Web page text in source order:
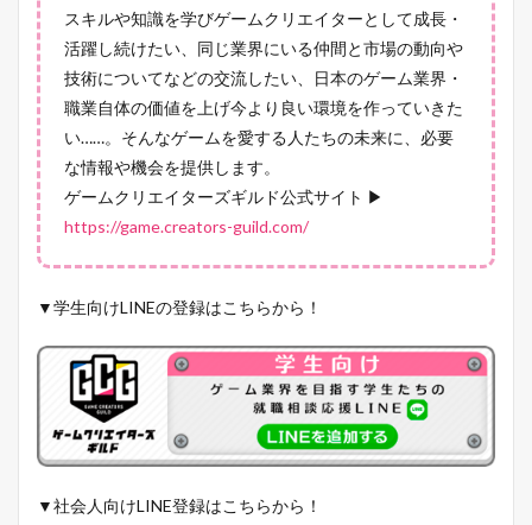
スキルや知識を学びゲームクリエイターとして成長・
活躍し続けたい、同じ業界にいる仲間と市場の動向や
技術についてなどの交流したい、日本のゲーム業界・
職業自体の価値を上げ今より良い環境を作っていきた
い……。そんなゲームを愛する人たちの未来に、必要
な情報や機会を提供します。
ゲームクリエイターズギルド公式サイト ▶
https://game.creators-guild.com/
▼学生向けLINEの登録はこちらから！
▼社会人向けLINE登録はこちらから！